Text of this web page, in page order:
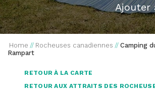
Ajouter
Home // Rocheuses canadiennes // Camping
Rampart
RETOUR À LA CARTE
RETOUR AUX ATTRAITS DES